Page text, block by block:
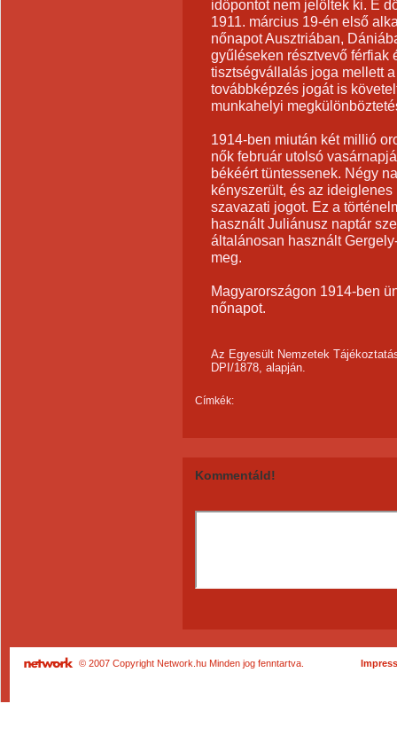
időpontot nem jelöltek ki. E
1911. március 19-én első
nőnapot Ausztriában,
gyűléseken résztvevő férfiak
tisztségvállalás joga mellett
továbbképzés jogát is
munkahelyi
1914-ben miután két millió
nők február utolsó
békéért tüntessenek. Négy
kényszerült, és az
szavazati jogot. Ez a
használt Juliánusz naptár
általánosan használt
meg.
Magyarországon 1914-ben
nőnapot.
Az Egyesült Nemzetek
DPI/1878, alapján.
Címkék:
Kommentáld!
© 2007 Copyright Network.hu Minden jog fenntartva.